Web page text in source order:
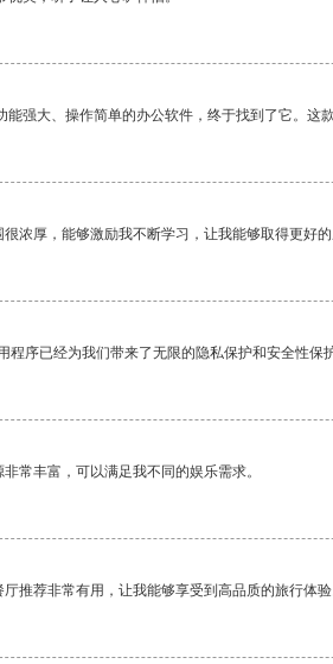
能强大、操作简单的办公软件，终于找到了它。这
浓厚，能够激励我不断学习，让我能够取得更好的
程序已经为我们带来了无限的隐私保护和安全性保护
常丰富，可以满足我不同的娱乐需求。
推荐非常有用，让我能够享受到高品质的旅行体验